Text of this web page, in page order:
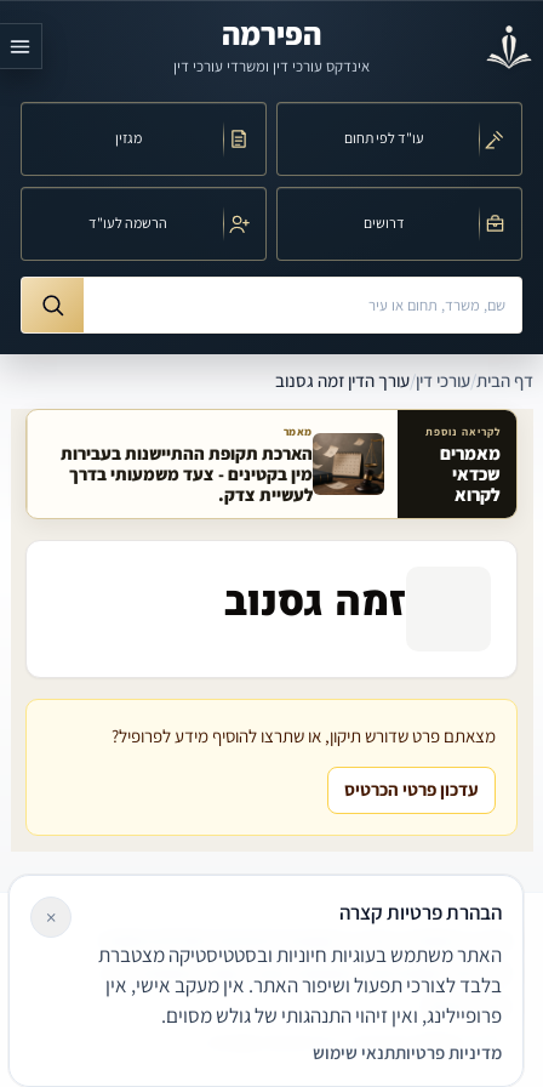
הפירמה
אינדקס עורכי דין ומשרדי עורכי דין
עו"ד לפי תחום מגזין
דרושים הרשמה לעו"ד
חיפוש לפי שם, משרד, תחום משפט או עיר
דף הבית/עורכי דין/עורך הדין זמה גסנוב
מאמרים קשורים באתר
לקריאה נוספת
מאמרים
שכדאי
לקרוא
מאמר
הארכת תקופת ההתיישנות בעבירות
מין בקטינים - צעד משמעותי בדרך
לעשיית צדק.
זמה גסנוב
מצאתם פרט שדורש תיקון, או שתרצו להוסיף מידע לפרופיל?
עדכון פרטי הכרטיס
שירותים משפטיים
דרושים צור קשר נגישותפרטיות
תנאי שימוש
© 2026 הפירמה. כל הזכויות שמורות.
הבהרת פרטיות קצרה
האתר משתמש בעוגיות חיוניות ובסטטיסטיקה מצטברת
בלבד לצורכי תפעול ושיפור האתר. אין מעקב אישי, אין
פרופיילינג, ואין זיהוי התנהגותי של גולש מסוים.
מדיניות פרטיותתנאי שימוש
×